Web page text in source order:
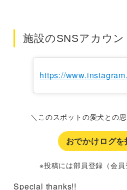
施設のSNSアカウン
https://
＼このスポットの愛犬との
おでかけログ
※投稿には部員登録（会
Special thanks!!